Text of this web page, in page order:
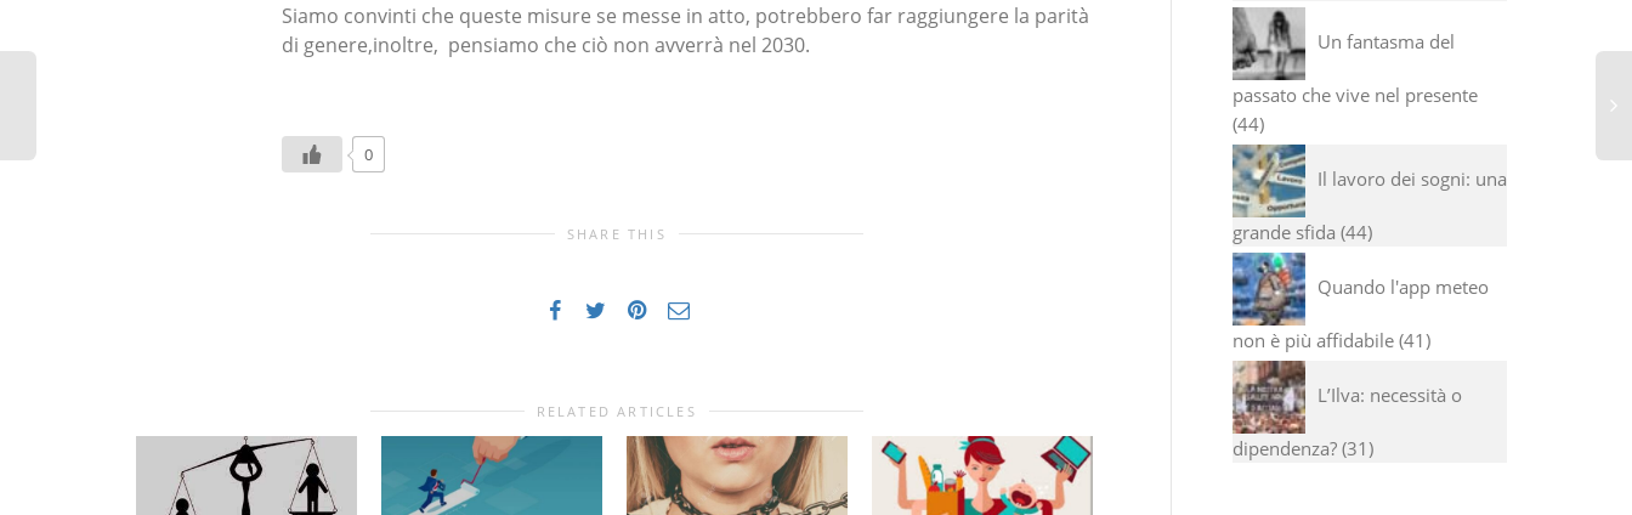
Siamo convinti che queste misure se messe in atto, potrebbero far raggiungere la parità
di genere,inoltre, pensiamo che ciò non avverrà nel 2030.
0
SHARE THIS
RELATED ARTICLES
Un fantasma del
passato che vive nel presente
44
Il lavoro dei sogni: una
grande sfida 44
Quando l'app meteo
non è più affidabile 41
L’Ilva: necessità o
dipendenza? 31